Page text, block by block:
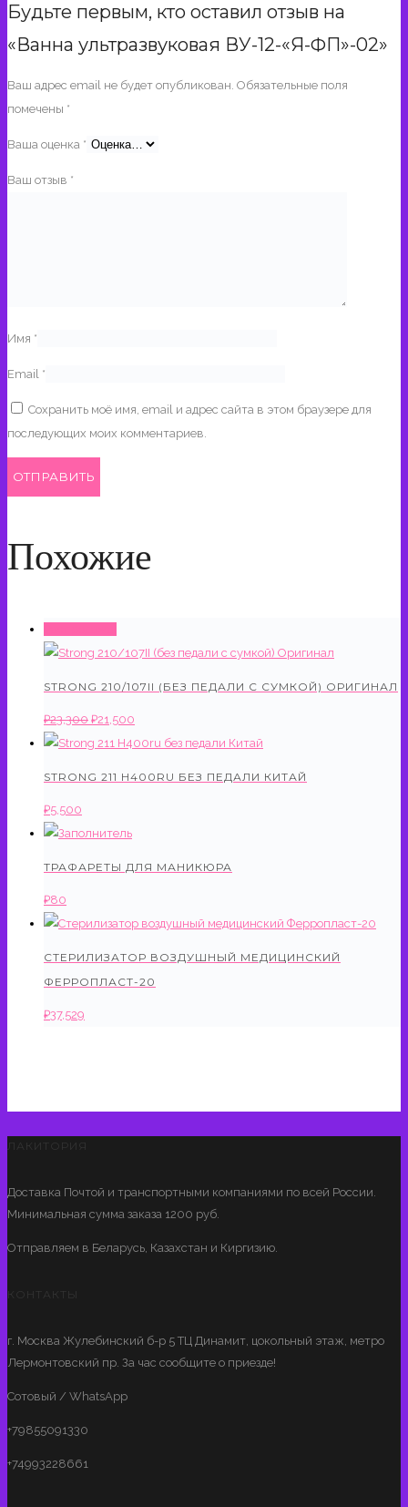
Будьте первым, кто оставил отзыв на
«Ванна ультразвуковая ВУ-12-«Я-ФП»-02»
Ваш адрес email не будет опубликован. Обязательные поля
помечены *
Ваша оценка *
Ваш отзыв *
Имя *
Email *
Сохранить моё имя, email и адрес сайта в этом браузере для
последующих моих комментариев.
Похожие
STRONG 210/107II (БЕЗ ПЕДАЛИ С СУМКОЙ) ОРИГИНАЛ
₽23,300 Первоначальная
цена
₽21,500
цена:
STRONG 211 H400RU БЕЗ ПЕДАЛИ КИТАЙ
₽5,500
ТРАФАРЕТЫ ДЛЯ МАНИКЮРА
₽80
СТЕРИЛИЗАТОР ВОЗДУШНЫЙ МЕДИЦИНСКИЙ
ФЕРРОПЛАСТ-20
₽37,529
ЛАКИТОРИЯ
Доставка Почтой и транспортными компаниями по всей России.
Минимальная сумма заказа 1200 руб.
Отправляем в Беларусь, Казахстан и Киргизию.
КОНТАКТЫ
г. Москва Жулебинский б-р 5 ТЦ Динамит, цокольный этаж, метро
Лермонтовский пр. За час сообщите о приезде!
Сотовый / WhatsApp
+79855091330
+74993228661